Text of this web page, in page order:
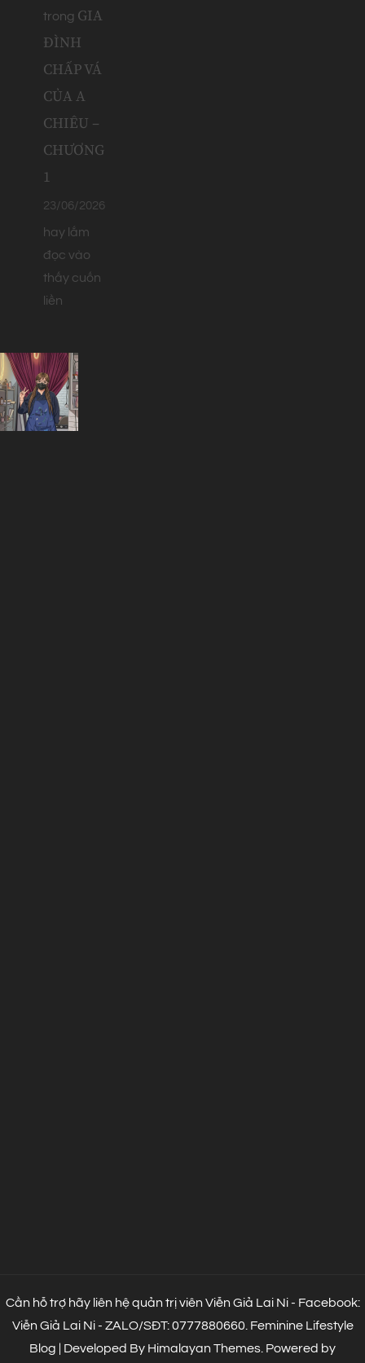
trong GIA
ĐÌNH
CHẤP VÁ
CỦA A
CHIÊU –
CHƯƠNG
1
23/06/2026
hay lắm
đọc vào
thấy cuốn
liền
Cần hỗ trợ hãy liên hệ quản trị viên Viễn Giả Lai Ni - Facebook:
Viễn Giả Lai Ni - ZALO/SĐT: 0777880660. Feminine Lifestyle
Blog | Developed By Himalayan Themes Powered by